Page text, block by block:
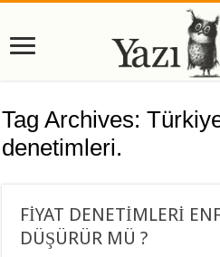
Tag Archives:
denetimleri.
FİYAT DENETİMLERİ
DÜŞÜRÜR MÜ ?